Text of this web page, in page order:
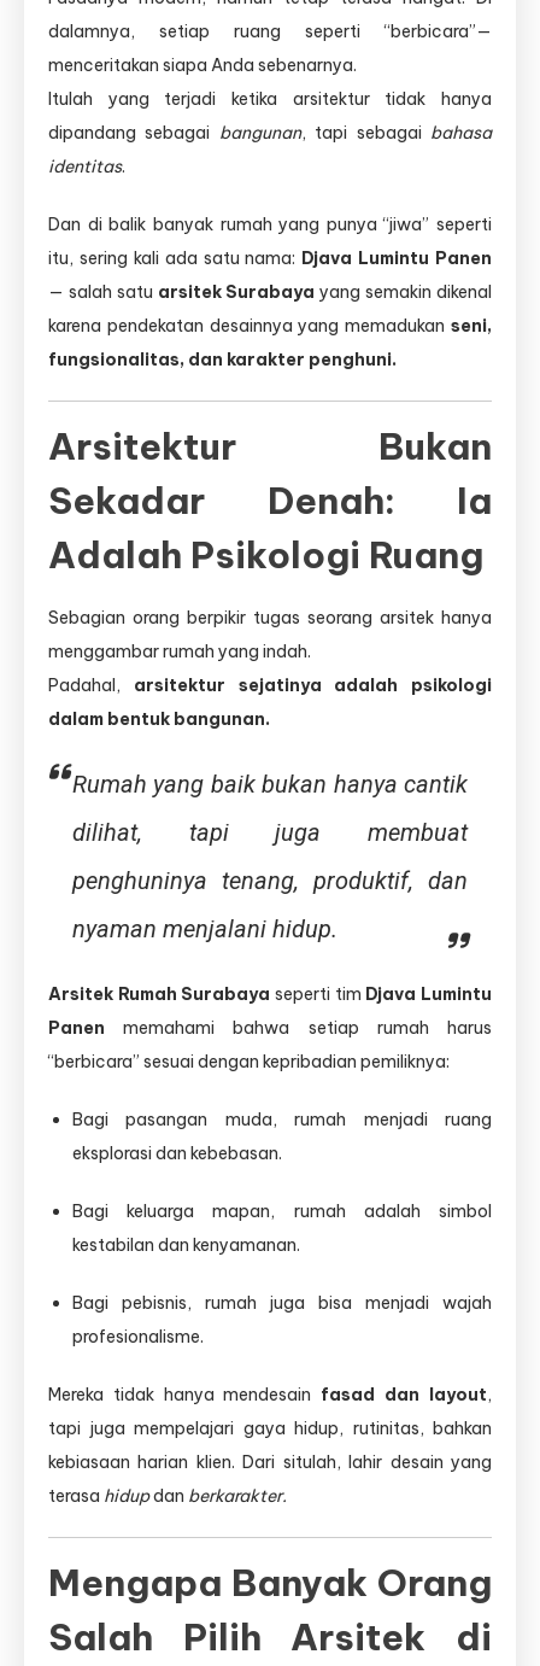
dalamnya, setiap ruang seperti “berbicara”—
menceritakan siapa Anda sebenarnya.
Itulah yang terjadi ketika arsitektur tidak hanya
dipandang sebagai bangunan, tapi sebagai bahasa
identitas.
Dan di balik banyak rumah yang punya “jiwa” seperti
itu, sering kali ada satu nama: Djava Lumintu Panen
— salah satu arsitek Surabaya yang semakin dikenal
karena pendekatan desainnya yang memadukan seni,
fungsionalitas, dan karakter penghuni.
Arsitektur Bukan
Sekadar Denah: Ia
Adalah Psikologi Ruang
Sebagian orang berpikir tugas seorang arsitek hanya
menggambar rumah yang indah.
Padahal, arsitektur sejatinya adalah psikologi
dalam bentuk bangunan.
Rumah yang baik bukan hanya cantik
dilihat, tapi juga membuat
penghuninya tenang, produktif, dan
nyaman menjalani hidup.
Arsitek Rumah Surabaya seperti tim Djava Lumintu
Panen memahami bahwa setiap rumah harus
“berbicara” sesuai dengan kepribadian pemiliknya:
Bagi pasangan muda, rumah menjadi ruang
eksplorasi dan kebebasan.
Bagi keluarga mapan, rumah adalah simbol
kestabilan dan kenyamanan.
Bagi pebisnis, rumah juga bisa menjadi wajah
profesionalisme.
Mereka tidak hanya mendesain fasad dan layout,
tapi juga mempelajari gaya hidup, rutinitas, bahkan
kebiasaan harian klien. Dari situlah, lahir desain yang
terasa hidupdan berkarakter.
Mengapa Banyak Orang
Salah Pilih Arsitek di